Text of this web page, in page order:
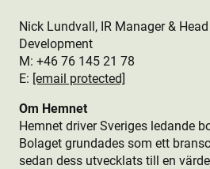
Nick Lundvall, IR Manager &
Development
M: +46 76 145 21 78
E: [email protected]
Om Hemnet
Hemnet driver Sveriges ledande
Bolaget grundades som ett
sedan dess utvecklats till en